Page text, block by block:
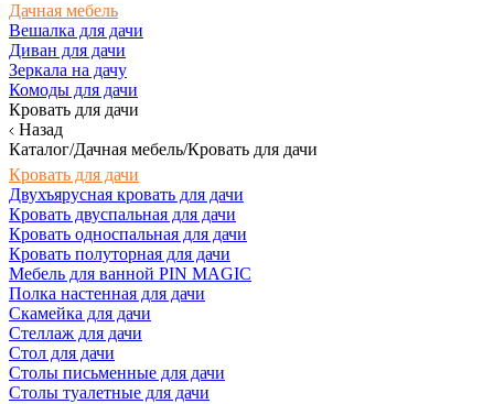
Дачная мебель
Вешалка для дачи
Диван для дачи
Зеркала на дачу
Комоды для дачи
Кровать для дачи
Назад
Каталог/Дачная мебель/Кровать для дачи
Кровать для дачи
Двухъярусная кровать для дачи
Кровать двуспальная для дачи
Кровать односпальная для дачи
Кровать полуторная для дачи
Мебель для ванной PIN MAGIC
Полка настенная для дачи
Скамейка для дачи
Стеллаж для дачи
Стол для дачи
Столы письменные для дачи
Столы туалетные для дачи